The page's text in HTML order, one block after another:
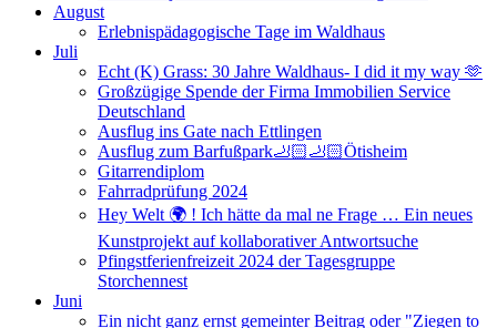
August
Erlebnispädagogische Tage im Waldhaus
Juli
Echt (K) Grass: 30 Jahre Waldhaus- I did it my way 🫶
Großzügige Spende der Firma Immobilien Service
Deutschland
Ausflug ins Gate nach Ettlingen
Ausflug zum Barfußpark🦶🏻🦶🏻Ötisheim
Gitarrendiplom
Fahrradprüfung 2024
Hey Welt 🌍 ! Ich hätte da mal ne Frage … Ein neues
Kunstprojekt auf kollaborativer Antwortsuche
Pfingstferienfreizeit 2024 der Tagesgruppe
Storchennest
Juni
Ein nicht ganz ernst gemeinter Beitrag oder "Ziegen to